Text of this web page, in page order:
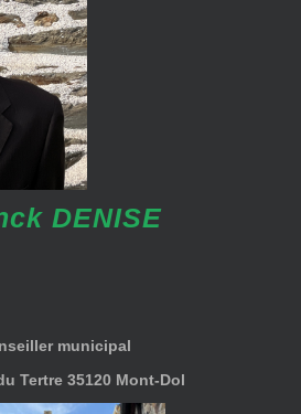
DENISE
municipal
Tertre 35120 Mont-Dol